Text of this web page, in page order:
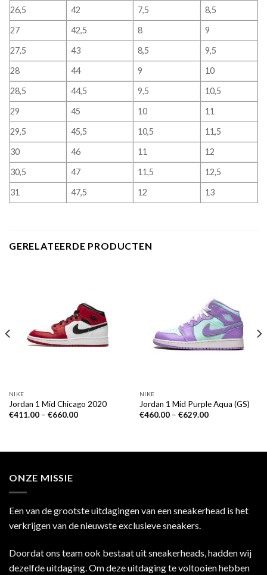
26,5
42 7,5
8,5
27
42,5 8
9
27,5
43 8,5
9,5
28
44 9
10
28,5
44,5 9,5
10,5
29
45 10
11
29,5
45,5 10,5
11,5
30
46 11
12
30,5
47 11,5
12,5
31
47,5 12 13
GERELATEERDE PRODUCTEN
NIKE
Jordan 1 Mid Chicago 2020
€411.00– €660.00
NIKE
Jordan 1 Mid Purple Aqua (GS)
€460.00– €629.00
ONZE MISSIE
Een van de grootste uitdagingen van een sneakerhead is het
verkrijgen van de nieuwste exclusieve sneakers.
Doordat ons team ook bestaat uit sneakerheads, hadden wij
dezelfde uitdaging. Om deze uitdaging te voltooien hebben